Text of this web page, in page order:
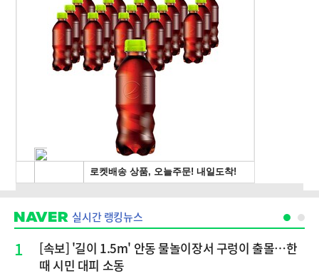
실시간 랭킹뉴스
1
[속보] '길이 1.5m' 안동 물놀이장서 구렁이 출몰…한
때 시민 대피 소동